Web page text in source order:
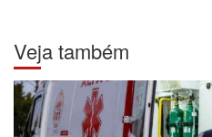
Veja também